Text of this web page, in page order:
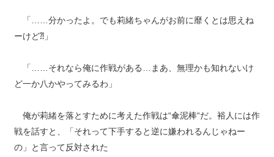
「……分かったよ。でも莉緒ちゃんがお前に靡くとは思えね
ーけど⁈」
「……それなら俺に作戦がある…まあ、無理かも知れないけ
ど一か八かやってみるわ」
俺が莉緒を落とすために考えた作戦は“傘泥棒“だ。裕人には作
戦を話すと、「それって下手すると逆に嫌われるんじゃねー
の」と言って反対された